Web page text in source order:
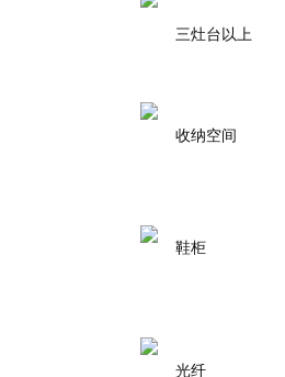
三灶台以上
收纳空间
鞋柜
光纤